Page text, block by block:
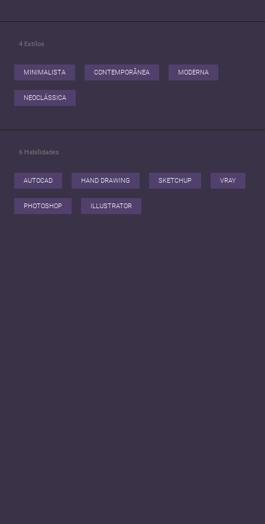
4 Estilos
MINIMALISTA CONTEMPORÂNEA MODERNA
NEOCLÁSSICA
6 Habilidades
AUTOCAD HAND DRAWING SKETCHUP VRAY
PHOTOSHOP ILLUSTRATOR